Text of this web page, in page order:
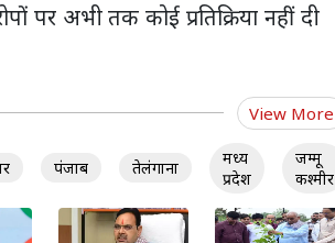
पर अभी तक कोई प्रतिक्रिया नहीं दी
View More
पंजाब तेलंगाना
मध्य
प्रदेश
जम्मू
कश्मीर